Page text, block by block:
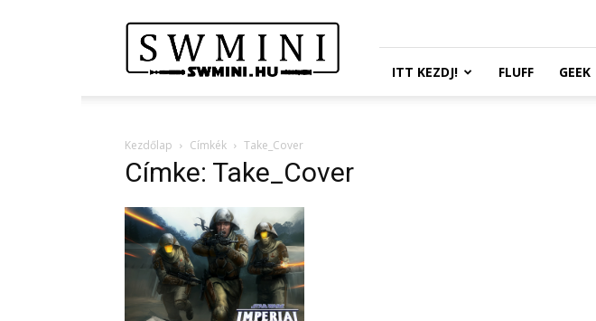
Wars
Miniatures
Portál
ITT KEZDJ! FLUFF GEEK
Kezdőlap Címkék Take_Cover
Címke: Take_Cover